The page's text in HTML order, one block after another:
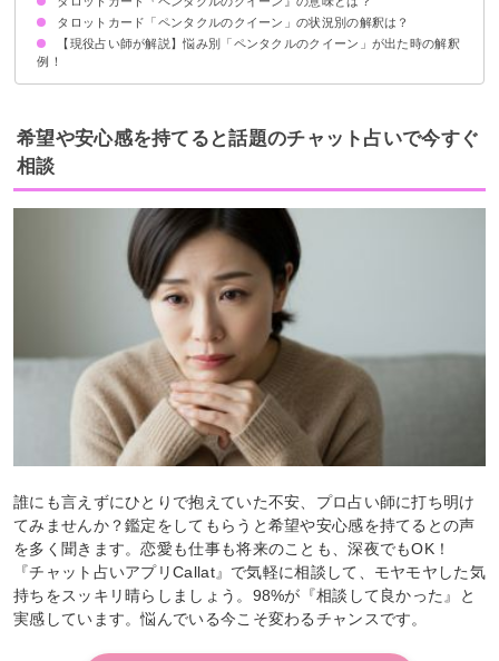
絵柄の示す意味
正位置が出た時の基本的な意味・解釈
逆位置が出た時の基本的な意味・解釈
タロットカード「ペンタクルのクイーン」の状況別の解釈は？
恋愛｜正位置が出た時
恋愛｜逆位置が出た時
相手の気持ち｜正位置が出た時
相手の気持ち｜逆位置が出た時
復縁｜正位置が出た時
復縁｜逆位置が出た時
片思いの未来｜正位置が出た時
片思いの未来｜逆位置が出た時
仕事｜正位置が出た時
仕事｜逆位置が出た時
人間関係｜正位置が出た時
人間関係｜逆位置が出た時
金運｜正位置が出た時
金運｜逆位置が出た時
【現役占い師が解説】悩み別「ペンタクルのクイーン」が出た時の解釈
例！
片思いの彼を振り向かせられる？
片思いの彼は恋愛と結婚どちらを望んでる？
運命の人にはいつ出会える？
希望や安心感を持てると話題のチャット占いで今すぐ
相談
誰にも言えずにひとりで抱えていた不安、プロ占い師に打ち明け
てみませんか？鑑定をしてもらうと希望や安心感を持てるとの声
を多く聞きます。恋愛も仕事も将来のことも、深夜でもOK！
『チャット占いアプリCallat』で気軽に相談して、モヤモヤした気
持ちをスッキリ晴らしましょう。98%が『相談して良かった』と
実感しています。悩んでいる今こそ変わるチャンスです。